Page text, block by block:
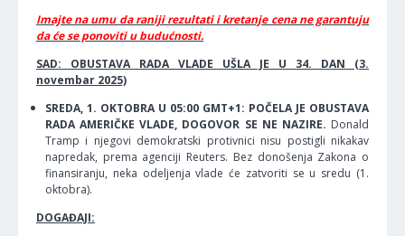
Imajte na umu da raniji rezultati i kretanje cena ne garantuju
da će se ponoviti u budućnosti.
SAD: OBUSTAVA RADA VLADE UŠLA JE U 34. DAN (3.
novembar 2025)
SREDA, 1. OKTOBRA U 05:00 GMT+1: POČELA JE OBUSTAVA
RADA AMERIČKE VLADE, DOGOVOR SE NE NAZIRE. Donald
Tramp i njegovi demokratski protivnici nisu postigli nikakav
napredak, prema agenciji Reuters. Bez donošenja Zakona o
finansiranju, neka odeljenja vlade će zatvoriti se u sredu (1.
oktobra).
DOGAĐAJI: